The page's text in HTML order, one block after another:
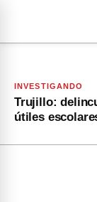
INVESTIGANDO
Trujillo:
útiles